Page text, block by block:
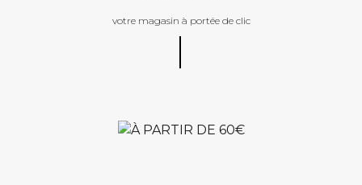
votre magasin à portée de clic